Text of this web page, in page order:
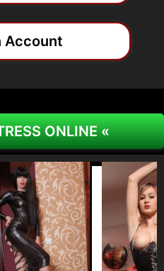
Account
ONLINE «